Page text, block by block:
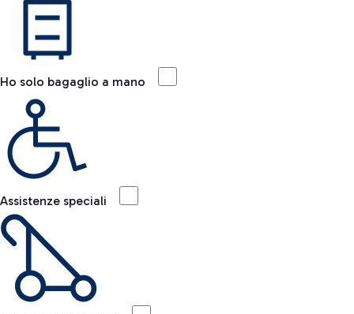
Ho solo bagaglio a mano
Assistenze speciali